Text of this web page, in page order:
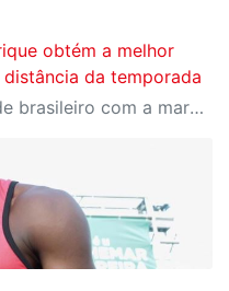
obtém a melhor
da temporada
Paulo também bateu o recorde brasileiro com a marca de 6,80